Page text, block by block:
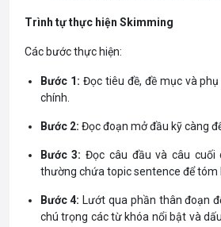
Trình tự thực hiện Skimming
Các bước thực hiện:
Bước 1: Đọc tiêu đề, đề mục và
chính.
Bước 2: Đọc đoạn mở đầu kỹ càng
Bước 3:Đọc câu đầu và câu
thường chứa topic sentence để tóm
Bước 4: Lướt qua phần thân đoạn
chú trọng các từ khóa nổi bật và